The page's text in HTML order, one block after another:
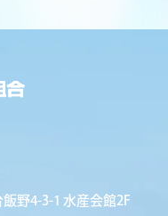
野4-3-1 水産会館2F